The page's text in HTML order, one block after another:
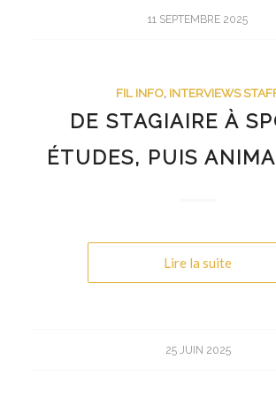
11 SEPTEMBRE 2025
FIL INFO, INTERVIEWS
DE STAGIAIRE À
ÉTUDES, PUIS
Lire la suite
25 JUIN 2025